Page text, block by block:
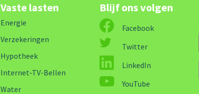
Vaste lasten
Energie
Verzekeringen
Hypotheek
Internet-TV-Bellen
Water
Blijf ons volgen
Facebook
Twitter
LinkedIn
YouTube